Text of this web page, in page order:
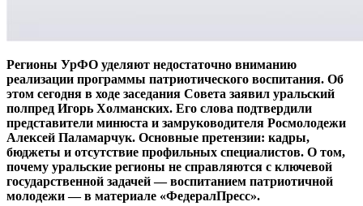
Регионы УрФО уделяют недостаточно вниманию
реализации программы патриотического воспитания. Об
этом сегодня в ходе заседания Совета заявил уральский
полпред Игорь Холманских. Его слова подтвердили
представители минюста и замруководителя Росмолодежи
Алексей Паламарчук. Основные претензии: кадры,
бюджеты и отсутствие профильных специалистов. О том,
почему уральские регионы не справляются с ключевой
государственной задачей — воспитанием патриотичной
молодежи — в материале «ФедералПресс».